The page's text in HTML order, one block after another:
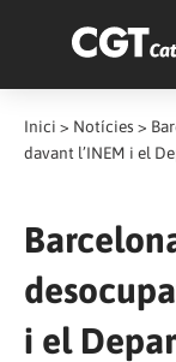
Inici > Notícies >
davant l’INEM i el
i el